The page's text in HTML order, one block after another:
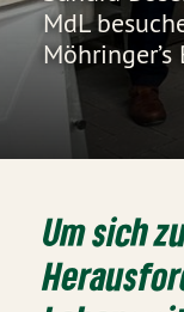
MdL
Möhringer’s
Um sich